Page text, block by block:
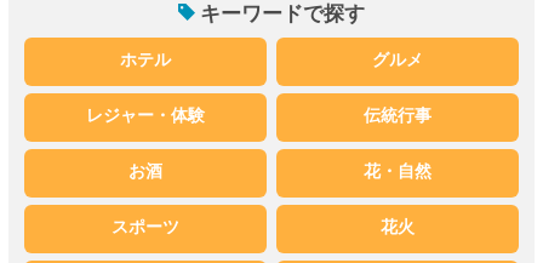
キーワードで探す
ホテル グルメ
レジャー・体験 伝統行事
お酒 花・自然
スポーツ 花火